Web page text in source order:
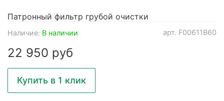
арт. F00611B60
Наличие: В наличии
22 950 руб
Купить в 1 клик
Патронный фильтр грубой очистки